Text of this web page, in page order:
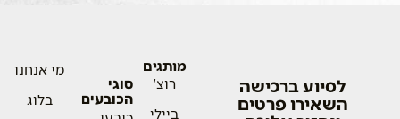
מותגים
רוצ'
ביילי
סוגי
הכובעים
מי אנחנו
בלוג
לסיוע ברכישה
השאירו פרטים